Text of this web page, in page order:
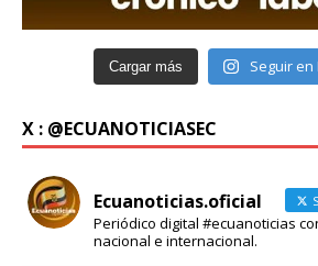
Cargar más Seguir
X : @ECUANOTICIASEC
Ecuanoticias.oficial
Periódico digital #ecuanoticias
nacional e internacional.